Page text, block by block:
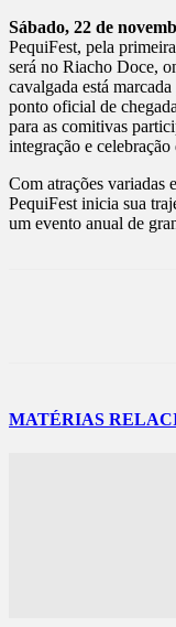
Sábado, 22 de
PequiFest, pela
será no Riacho Doce,
cavalgada está
ponto oficial de
para as comitivas
integração e
Com atrações variadas
PequiFest inicia sua
um evento anual de
MATÉRIAS